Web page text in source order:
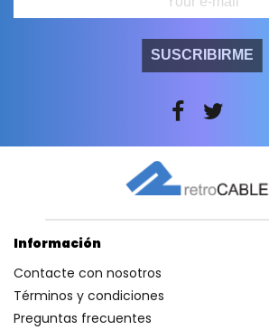
SUSCRIBIRME
Información
Contacte con nosotros
Términos y condiciones
Preguntas frecuentes